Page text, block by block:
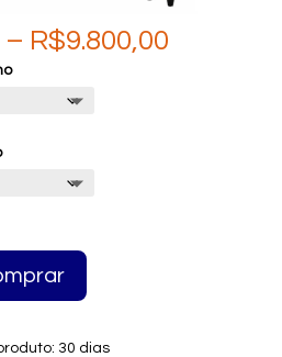
– R$9.800,00
30 dias